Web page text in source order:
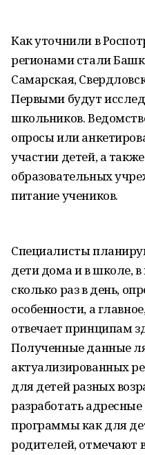
Как уточнили в
регионами стали
Самарская,
Первыми будут
школьников.
опросы или
участии детей, а
образовательных
питание учеников.
Специалисты
дети дома и в школе,
сколько раз в день,
особенности, а
отвечает принципам
Полученные данные
актуализированных
для детей разных
разработать
программы как для
родителей, отмечают